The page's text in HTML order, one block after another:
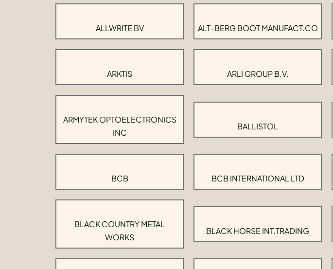
ALLWRITE BV ALT-BERG BOOT MANUFACT.CO
ARKTIS ARLI GROUP B.V.
ARMYTEK OPTOELECTRONICS
INC
BALLISTOL
BCB BCB INTERNATIONAL LTD
BLACK COUNTRY METAL
WORKS
BLACK HORSE INT.TRADING